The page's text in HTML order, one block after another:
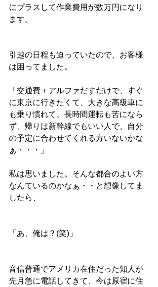
にプラスして作業費用が数万円になり
ます。
引越の日程も迫っていたので、お客様
は困ってました。
「交通費＋アルファだすだけで、すぐ
に東京に行きたくて、大きな高級車に
も乗り慣れて、長時間運転も苦になら
ず、帰りは新幹線でもいい人で、自分
の予定に合わせてくれる方いないかな
ぁ・・・」
私は思いました。そんな都合のよい方
なんているのかなぁ・・と想像してま
したら、
「あ、俺は？(笑)」
音信普通でアメリカ在住だった知人が
先月急に電話してきて、今は原宿に住